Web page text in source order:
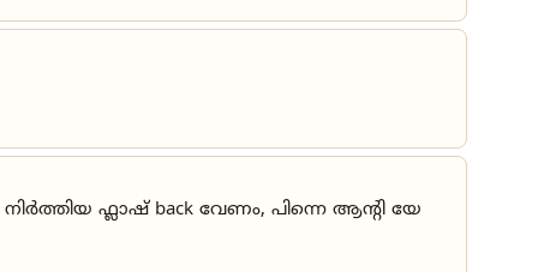
ഫ്ലാഷ് back വേണം, പിന്നെ ആന്റി യേ